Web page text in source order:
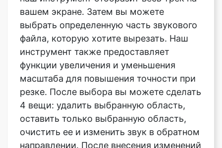
инструмент также предоставляет
функции увеличения и уменьшения
масштаба для повышения точности при
4 вещи: удалить выбранную область,
оставить только выбранную область,
очистить ее и изменить звук в обратном
направлении. После внесения изменений
в соответствии с вашими
потребностями все, что вам нужно
сделать, это загрузить